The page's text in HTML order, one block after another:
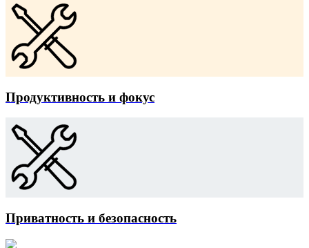
Продуктивность и фокус
Приватность и безопасность